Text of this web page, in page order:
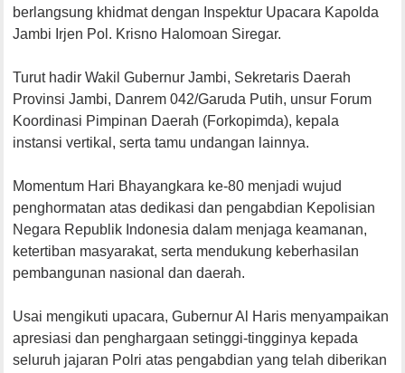
berlangsung khidmat dengan Inspektur Upacara Kapolda
Jambi Irjen Pol. Krisno Halomoan Siregar.
Turut hadir Wakil Gubernur Jambi, Sekretaris Daerah
Provinsi Jambi, Danrem 042/Garuda Putih, unsur Forum
Koordinasi Pimpinan Daerah (Forkopimda), kepala
instansi vertikal, serta tamu undangan lainnya.
Momentum Hari Bhayangkara ke-80 menjadi wujud
penghormatan atas dedikasi dan pengabdian Kepolisian
Negara Republik Indonesia dalam menjaga keamanan,
ketertiban masyarakat, serta mendukung keberhasilan
pembangunan nasional dan daerah.
Usai mengikuti upacara, Gubernur Al Haris menyampaikan
apresiasi dan penghargaan setinggi-tingginya kepada
seluruh jajaran Polri atas pengabdian yang telah diberikan